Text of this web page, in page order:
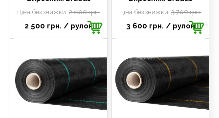
Ціна без знижки: 2 600 грн.
2 500 грн. / рулон
Ціна без знижки:3 700 грн.
3 600 грн. / рулон